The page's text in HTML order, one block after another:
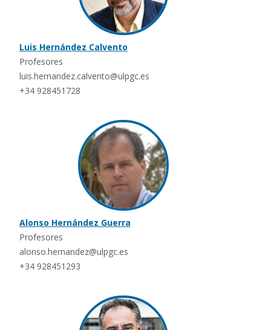
Luis Hernández Calvento
Profesores
luis.hernandez.calvento@ulpgc.es
+34 928451728
Alonso Hernández Guerra
Profesores
alonso.hernandez@ulpgc.es
+34 928451293